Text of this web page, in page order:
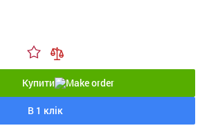
Купити
В 1 клік